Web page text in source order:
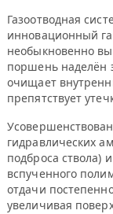
Газоотводная
инновационный
необыкновенно
поршень наделён
очищает
препятствует
гидравлических
подброса ствола)
вспученного
отдачи
увеличивая